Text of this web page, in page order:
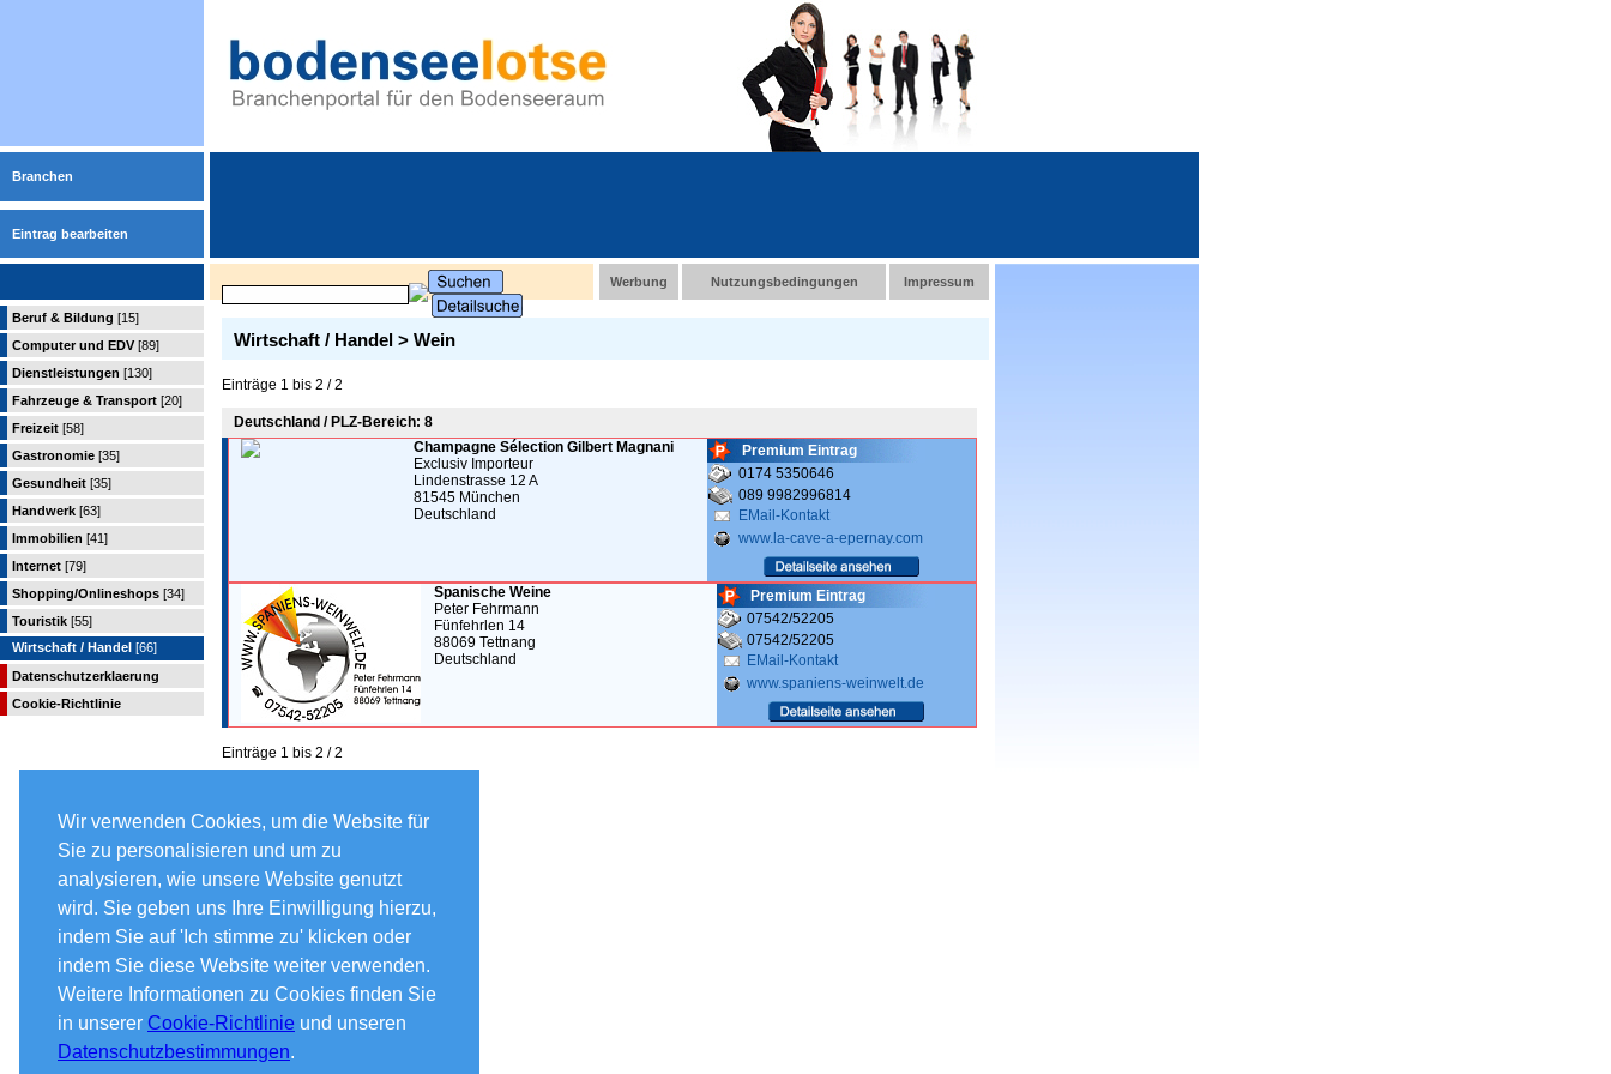
Wir verwenden Cookies, um die Website für
Sie zu personalisieren und um zu
analysieren, wie unsere Website genutzt
wird. Sie geben uns Ihre Einwilligung hierzu,
indem Sie auf 'Ich stimme zu' klicken oder
indem Sie diese Website weiter verwenden.
Weitere Informationen zu Cookies finden Sie
in unserer Cookie-Richtlinie und unseren
Datenschutzbestimmungen.
Branchen
Eintrag bearbeiten
Werbung Nutzungsbedingungen Impressum
Beruf & Bildung [15]
Computer und EDV [89]
Dienstleistungen [130]
Fahrzeuge & Transport [20]
Freizeit [58]
Gastronomie [35]
Gesundheit [35]
Handwerk [63]
Immobilien [41]
Internet [79]
Shopping/Onlineshops [34]
Touristik [55]
Wirtschaft / Handel [66]
Datenschutzerklaerung
Cookie-Richtlinie
Wirtschaft / Handel > Wein
Einträge 1 bis 2 / 2
Deutschland / PLZ-Bereich: 8
Champagne Sélection Gilbert Magnani
Exclusiv Importeur
Lindenstrasse 12 A
81545 München
Deutschland
Premium Eintrag
0174 5350646
089 9982996814
EMail-Kontakt
www.la-cave-a-epernay.com
Spanische Weine
Peter Fehrmann
Fünfehrlen 14
88069 Tettnang
Deutschland
Premium Eintrag
07542/52205
07542/52205
EMail-Kontakt
www.spaniens-weinwelt.de
Einträge 1 bis 2 / 2